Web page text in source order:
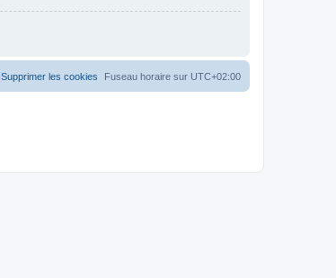
Fuseau horaire sur UTC+02:00
Supprimer les cookies